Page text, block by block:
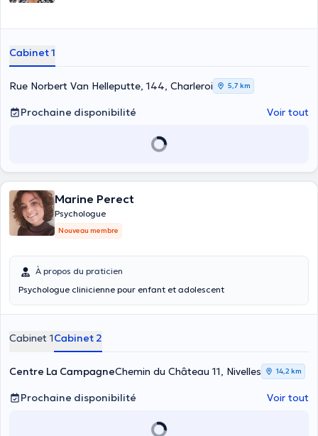
Cabinet 1
Rue Norbert Van Helleputte, 144, Charleroi 5,7 km
Prochaine disponibilité Voir tout
Marine Perect
Psychologue
Nouveau membre
À propos du praticien
Psychologue clinicienne pour enfant et adolescent
Cabinet 1Cabinet 2
Centre La CampagneChemin du Château 11, Nivelles 14,2 km
Prochaine disponibilité Voir tout